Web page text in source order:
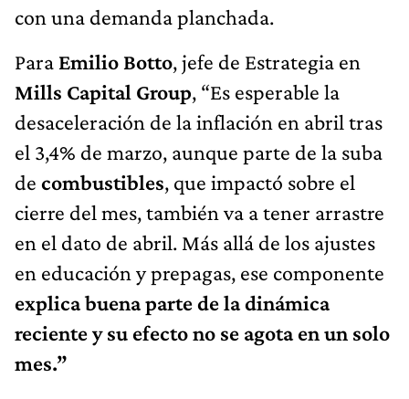
con una demanda planchada.
Para Emilio Botto, jefe de Estrategia en
Mills Capital Group, “Es esperable la
desaceleración de la inflación en abril tras
el 3,4% de marzo, aunque parte de la suba
de combustibles, que impactó sobre el
cierre del mes, también va a tener arrastre
en el dato de abril. Más allá de los ajustes
en educación y prepagas, ese componente
explica buena parte de la dinámica
reciente y su efecto no se agota en un solo
mes.”